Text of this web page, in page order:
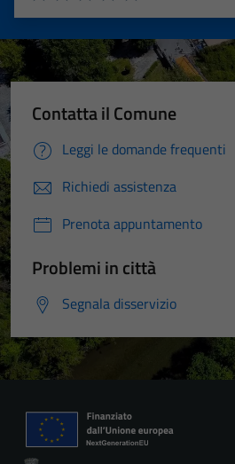
Valuta 5 stelle su 5
Valuta 4 stelle su 5
Valuta 3 stelle su 5
Valuta 2 stelle su 5
Valuta 1 stelle su 5
Contatta il Comune
Leggi le domande frequenti
Richiedi assistenza
Prenota appuntamento
Problemi in città
Segnala disservizio